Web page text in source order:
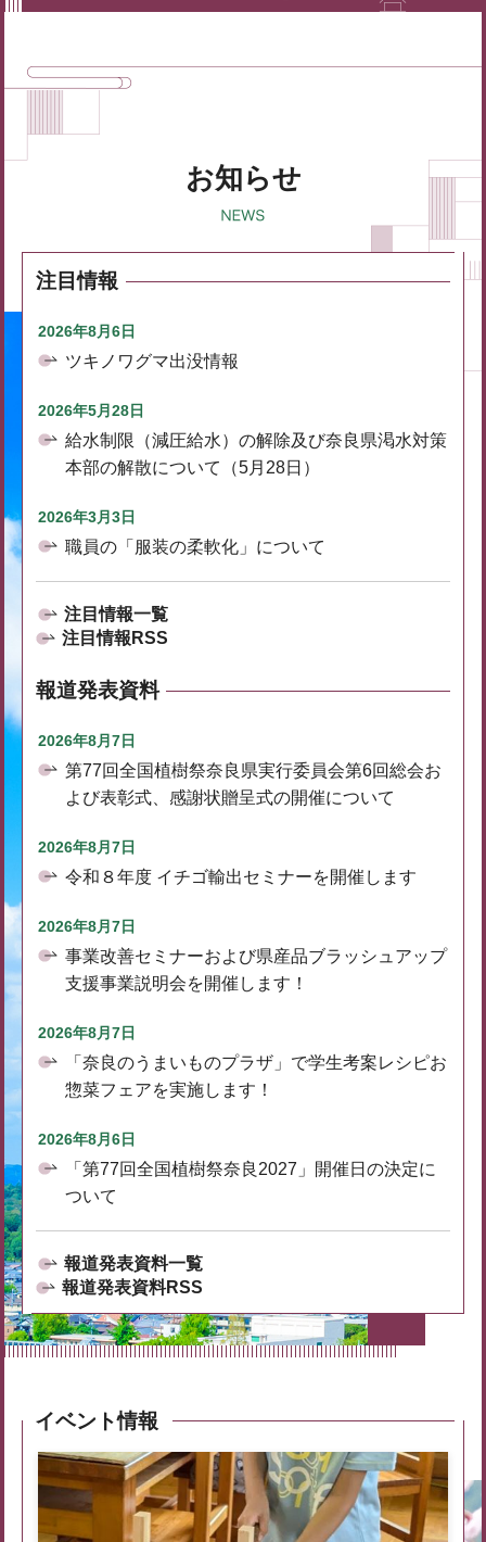
お知らせ
注目情報
2026年8月6日
ツキノワグマ出没情報
2026年5月28日
給水制限（減圧給水）の解除及び奈良県渇水対策
本部の解散について（5月28日）
2026年3月3日
職員の「服装の柔軟化」について
注目情報一覧
注目情報RSS
報道発表資料
2026年8月7日
第77回全国植樹祭奈良県実行委員会第6回総会お
よび表彰式、感謝状贈呈式の開催について
2026年8月7日
令和８年度 イチゴ輸出セミナーを開催します
2026年8月7日
事業改善セミナーおよび県産品ブラッシュアップ
支援事業説明会を開催します！
2026年8月7日
「奈良のうまいものプラザ」で学生考案レシピお
惣菜フェアを実施します！
2026年8月6日
「第77回全国植樹祭奈良2027」開催日の決定に
ついて
報道発表資料一覧
報道発表資料RSS
イベント情報